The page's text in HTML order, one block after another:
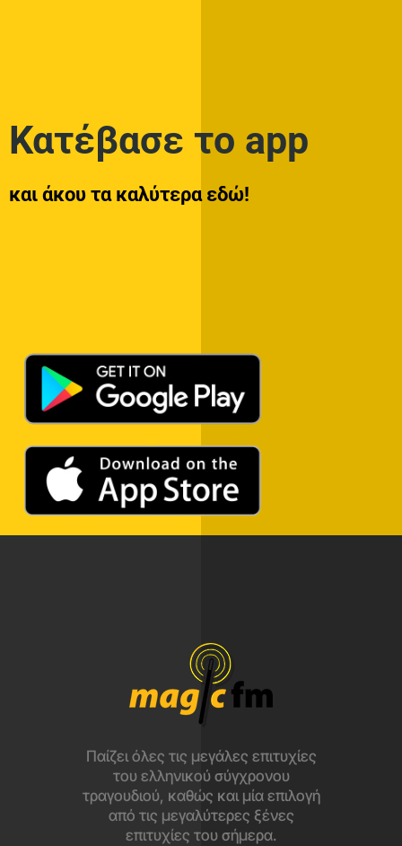
Κατέβασε το app
και άκου τα καλύτερα εδώ!
Παίζει όλες τις μεγάλες επιτυχίες
του ελληνικού σύγχρονου
τραγουδιού, καθώς και μία επιλογή
από τις μεγαλύτερες ξένες
επιτυχίες του σήμερα.